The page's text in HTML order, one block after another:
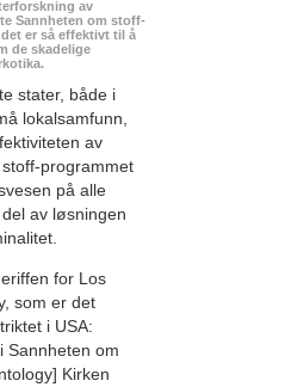
av
Sannheten om stoff-
er så effektivt til å
de skadelige
stater, både i
lokalsamfunn,
av
programmet
på alle
av løsningen
for Los
som er det
i USA:
Sannheten om
Kirken